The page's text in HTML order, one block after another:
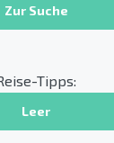
Zur Suche
Tipps:
Leer